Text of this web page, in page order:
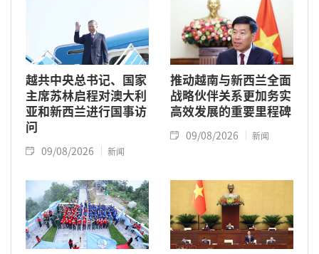
越共中央总书记、国家
主席苏林启程对澳大利
亚和新西兰进行国事访
问
09/08/2026 新闻
推动越南与新西兰全面
战略伙伴关系更加务实
高效发展的重要里程碑
09/08/2026 新闻